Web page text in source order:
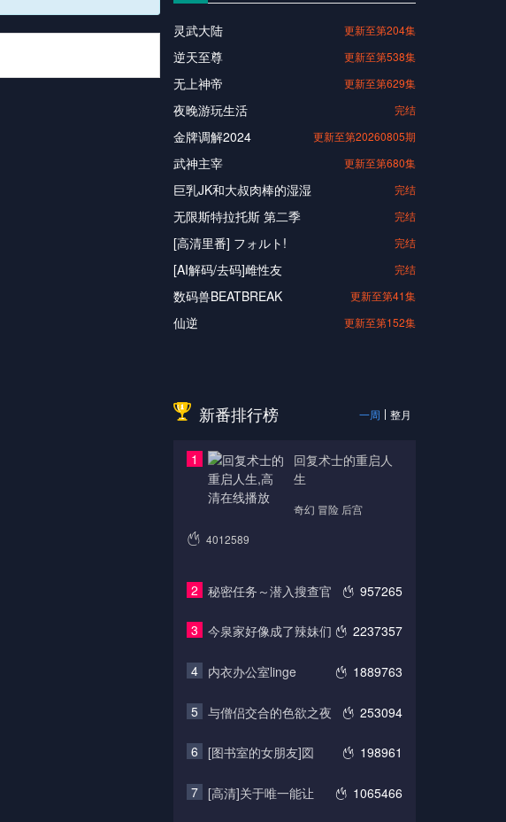
灵武大陆 更新至第204集
逆天至尊 更新至第538集
无上神帝 更新至第629集
夜晚游玩生活 完结
金牌调解2024 更新至第20260805期
武神主宰 更新至第680集
巨乳JK和大叔肉棒的湿湿 完结
无限斯特拉托斯 第二季 完结
[高清里番] フォルト! 完结
[AI解码/去码]雌性友 完结
数码兽BEATBREAK 更新至第41集
仙逆 更新至第152集
新番排行榜 一周 整月
1
回复术士的重启人
生
奇幻 冒险 后宫
4012589
2 957265
秘密任务～潜入搜查官
3 2237357
今泉家好像成了辣妹们
4 1889763
内衣办公室linge
5 253094
与僧侣交合的色欲之夜
6 198961
[图书室的女朋友]図
7 1065466
[高清]关于唯一能让